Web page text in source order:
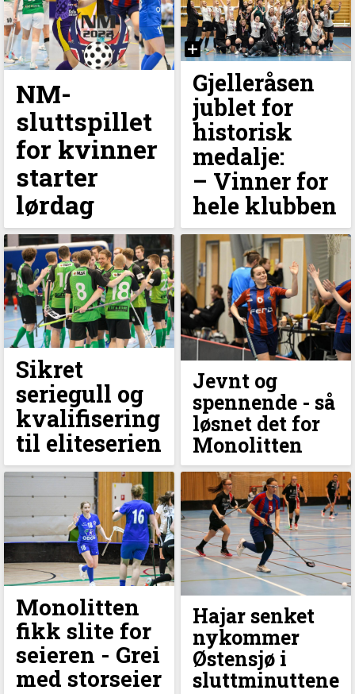
NM-
sluttspillet
for kvinner
starter
lørdag
Gjelleråsen
jublet for
historisk
medalje:
–⁠ Vinner for
hele klubben
Sikret
seriegull og
kvalifisering
til eliteserien
Jevnt og
spennende - så
løsnet det for
Monolitten
Monolitten
fikk slite for
seieren - Grei
med storseier
Hajar senket
nykommer
Østensjø i
sluttminuttene